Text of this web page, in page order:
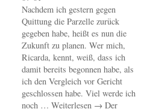
Nachdem ich gestern gegen
Quittung die Parzelle zurück
gegeben habe, heißt es nun die
Zukunft zu planen. Wer mich,
Ricarda, kennt, weiß, dass ich
damit bereits begonnen habe, als
ich den Vergleich vor Gericht
geschlossen habe. Viel werde ich
noch … Weiterlesen → Der